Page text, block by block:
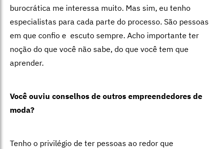
burocrática me interessa muito. Mas sim, eu tenho
especialistas para cada parte do processo. São pessoas
em que confio e escuto sempre. Acho importante ter
noção do que você não sabe, do que você tem que
aprender.
Você ouviu conselhos de outros empreendedores de
moda?
Tenho o privilégio de ter pessoas ao redor que